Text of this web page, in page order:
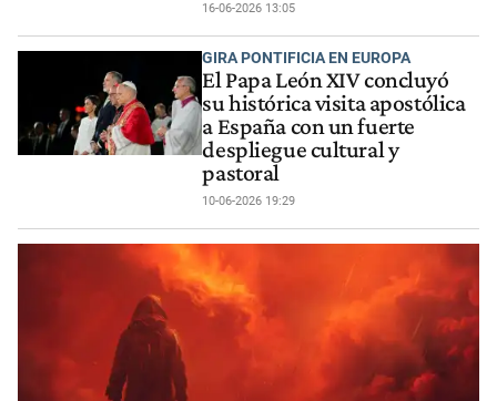
16-06-2026 13:05
GIRA PONTIFICIA EN EUROPA
El Papa León XIV concluyó
su histórica visita apostólica
a España con un fuerte
despliegue cultural y
pastoral
10-06-2026 19:29